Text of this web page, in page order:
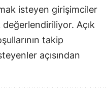
isteyen girişimciler
Açık
takip
açısından